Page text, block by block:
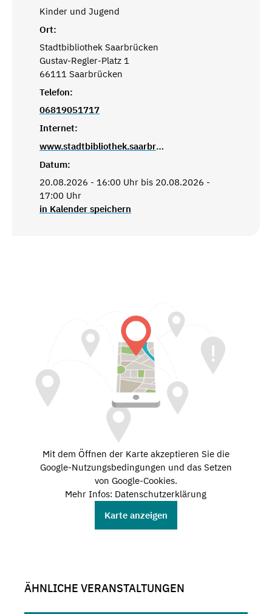
Kinder und Jugend
Ort:
Stadtbibliothek Saarbrücken
Gustav-Regler-Platz 1
66111 Saarbrücken
Telefon:
06819051717
Internet:
www.stadtbibliothek.saarbruecken.de
Datum:
20.08.2026 - 16:00 Uhr bis 20.08.2026 -
17:00 Uhr
in Kalender speichern
Mit dem Öffnen der Karte akzeptieren Sie die
Google-Nutzungsbedingungen und das Setzen
von Google-Cookies.
Mehr Infos: Datenschutzerklärung
Karte anzeigen
ÄHNLICHE VERANSTALTUNGEN